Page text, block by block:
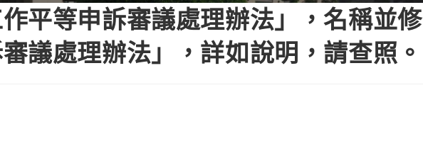
平等申訴審議處理辦法」，名稱並修
議處理辦法」，詳如說明，請查照。